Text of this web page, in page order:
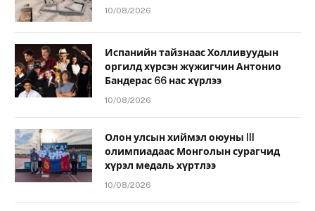
10/08/2026
Испанийн тайзнаас Холливуудын
оргилд хүрсэн жүжигчин Антонио
Бандерас 66 нас хүрлээ
10/08/2026
Олон улсын хиймэл оюуны III
олимпиадаас Монголын сурагчид
хүрэл медаль хүртлээ
10/08/2026